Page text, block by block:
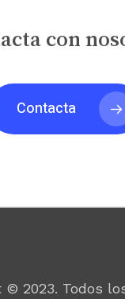
con
Contacta
© 2023. Todos